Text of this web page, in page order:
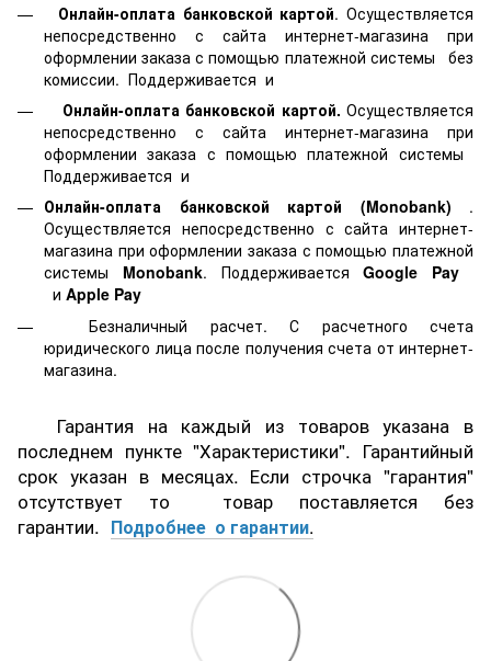
Онлайн-оплата банковской картой. Осуществляется
непосредственно с сайта интернет-магазина при
оформлении заказа с помощью платежной системы
без
комиссии. Поддерживается и
Онлайн-оплата банковской картой. Осуществляется
непосредственно с сайта интернет-магазина при
оформлении заказа с помощью платежной системы
Поддерживается и
Онлайн-оплата банковской картой
(Monobank) .
Осуществляется непосредственно с сайта интернет-
магазина при оформлении заказа с помощью платежной
системы Monobank. ПоддерживаетсяGoogle Pay
и Apple Pay
Безналичный расчет. С расчетного счета
юридического лица после получения счета от интернет-
магазина.
Гарантия на каждый из товаров указана в
последнем пункте "Характеристики". Гарантийный
срок указан в месяцах. Если строчка "гарантия"
отсутствует то товар поставляется без
гарантии. Подробнее о гарантии.